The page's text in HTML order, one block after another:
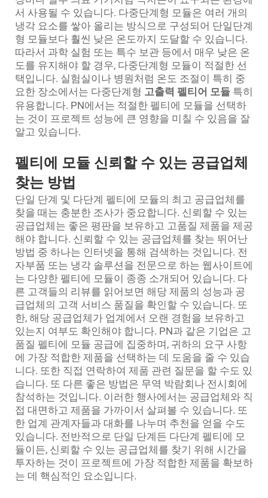
서 사용될 수 있습니다. 다중단계형 모듈은 여러 개의
냉각 요소를 쌓아 올리는 방식으로 구성되어 단일단계
형 모듈보다 훨씬 낮은 온도까지 도달할 수 있습니다.
따라서 과학 실험 또는 특수 보관 등에서 매우 낮은 온
도를 유지해야 할 경우, 다중단계형 모듈이 적절한 선
택입니다. 실험실이나 병원처럼 온도 조절이 특히 중
요한 장소에서는 다중단계형 고출력 펠티어 모듈 특히
유용합니다. PN에서는 적절한 펠티에 모듈을 선택하
는 것이 프로젝트 성능에 큰 영향을 미칠 수 있음을 잘
알고 있습니다.
펠티에 모듈 신뢰할 수 있는 공급업체
찾는 방법
단일 단계 및 다단계 펠티에 모듈의 최고 공급업체를
찾을 때는 충분한 조사가 중요합니다. 신뢰할 수 있는
공급업체는 좋은 평판을 보유하고 고품질 제품을 제공
해야 합니다. 신뢰할 수 있는 공급업체를 찾는 뛰어난
방법 중 하나는 인터넷을 통해 검색하는 것입니다. 전
자부품 또는 냉각 솔루션을 전문으로 하는 웹사이트에
는 다양한 펠티에 모듈이 종종 소개되어 있습니다. 다
른 고객들의 리뷰를 읽어보면 해당 제품의 성능과 공
급업체의 고객 서비스 품질을 확인할 수 있습니다. 또
한, 해당 공급업체가 업계에서 오랜 경험을 보유하고
있는지 여부도 확인해야 합니다. PN과 같은 기업은 고
품질 펠티에 모듈 공급에 집중하며, 귀하의 요구 사항
에 가장 적합한 제품을 선택하는 데 도움을 줄 수 있습
니다. 또한 직접 연락하여 제품 관련 질문을 할 수도 있
습니다. 또 다른 좋은 방법은 무역 박람회나 전시회에
참석하는 것입니다. 이러한 행사에서는 공급업체와 직
접 대면하고 제품을 가까이서 살펴볼 수 있습니다. 또
한 업계 관계자들과 대화를 나누며 추천을 얻을 수도
있습니다. 전반적으로 단일 단계든 다단계 펠티에 모
듈이든, 신뢰할 수 있는 공급업체를 찾기 위해 시간을
투자하는 것이 프로젝트에 가장 적합한 제품을 확보하
는 데 핵심적인 요소입니다.